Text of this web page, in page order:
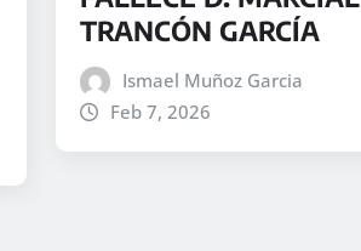
TRANCÓN GARCÍA
Ismael Muñoz Garcia
Feb 7, 2026